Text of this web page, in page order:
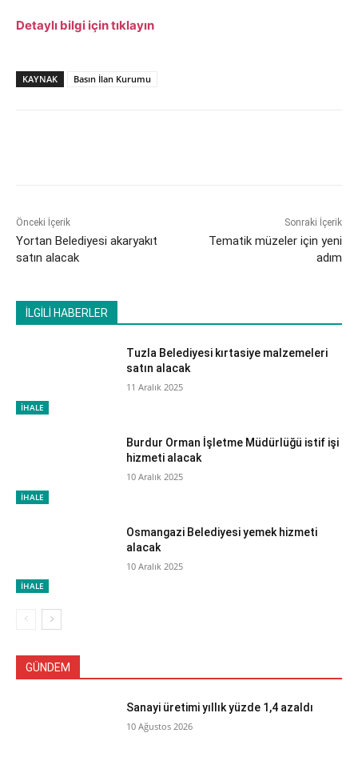
Detaylı bilgi için tıklayın
KAYNAK Basın İlan Kurumu
Önceki İçerik
Yortan Belediyesi akaryakıt
satın alacak
Sonraki İçerik
Tematik müzeler için yeni
adım
İLGİLİ HABERLER
İHALE
Tuzla Belediyesi kırtasiye malzemeleri
satın alacak
11 Aralık 2025
İHALE
Burdur Orman İşletme Müdürlüğü istif işi
hizmeti alacak
10 Aralık 2025
İHALE
Osmangazi Belediyesi yemek hizmeti
alacak
10 Aralık 2025
GÜNDEM
Sanayi üretimi yıllık yüzde 1,4 azaldı
10 Ağustos 2026